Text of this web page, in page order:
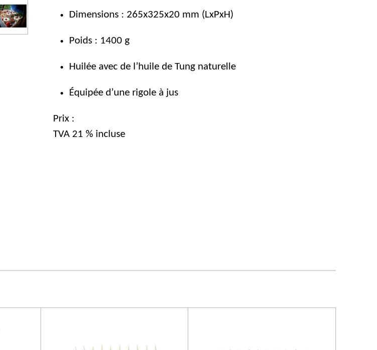
Dimensions : 265x325x20 mm (LxPxH)
Poids : 1400 g
Huilée avec de l’huile de Tung naturelle
Équipée d’une rigole à jus
Prix :
TVA 21 % incluse